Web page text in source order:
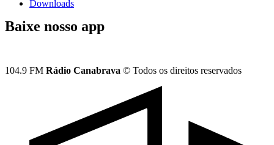
Downloads
Baixe nosso app
104.9 FM Rádio Canabrava © Todos os direitos reservados